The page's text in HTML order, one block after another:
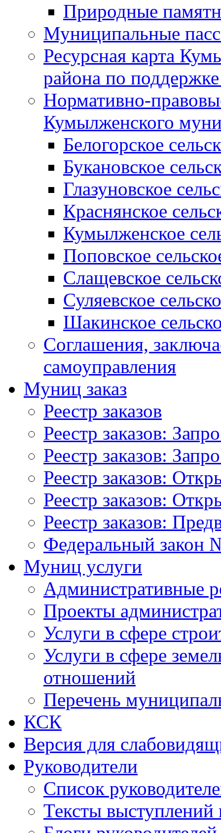
Природные
Муниципальные
Ресурсная карта
района по
Нормативно-
Кумылженского
Белогорское
Букановское
Глазуновское
Краснянское
Кумылженское
Поповское
Слащевское
Суляевское
Шакинское
Соглашения,
самоуправления
Муниц заказ
Реестр заказов
Реестр заказов:
Реестр заказов:
Реестр заказов:
Реестр заказов:
Реестр заказов:
Федеральный закон
Муниц услуги
Административные
Проекты
Услуги в сфере
Услуги в сфере
отношений
Перечень
КСК
Версия для
Руководители
Список
Тексты выступлений